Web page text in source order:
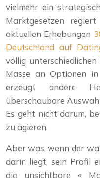
vielmehr ein
Marktgesetzen
aktuellen Erhebungen
Deutschland auf
völlig
Masse an Optionen
erzeugt andere
überschaubare
Es geht nicht darum,
zu agieren.
Aber was, wenn der
darin liegt, sein Profil
die unsichtbare «